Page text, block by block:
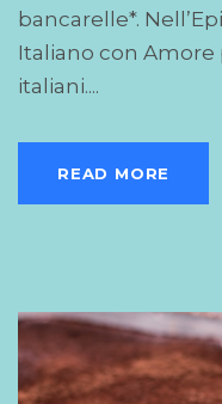
bancarelle*.
Italiano con
italiani....
READ MORE